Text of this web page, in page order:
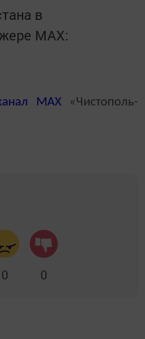
в
MАХ:
MAX«Чистополь-
0 0